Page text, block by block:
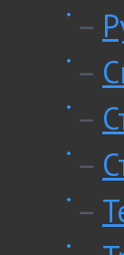
–
–
–
–
–